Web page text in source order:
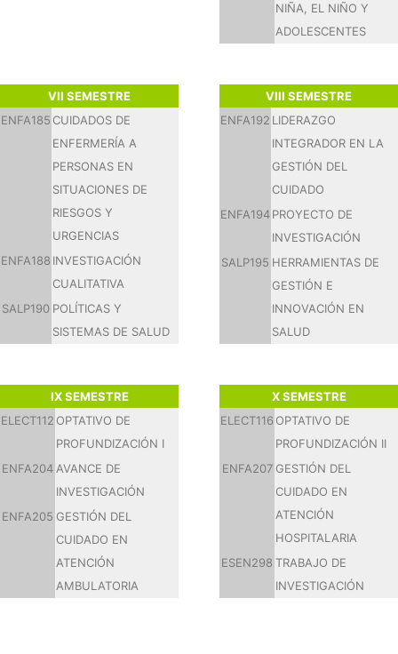
NIÑA, EL NIÑO Y
ADOLESCENTES
VII SEMESTRE
ENFA185 CUIDADOS DE
ENFERMERÍA A
PERSONAS EN
SITUACIONES DE
RIESGOS Y
URGENCIAS
ENFA188 INVESTIGACIÓN
CUALITATIVA
SALP190 POLÍTICAS Y
SISTEMAS DE SALUD
VIII SEMESTRE
ENFA192 LIDERAZGO
INTEGRADOR EN LA
GESTIÓN DEL
CUIDADO
ENFA194PROYECTO DE
INVESTIGACIÓN
SALP195 HERRAMIENTAS DE
GESTIÓN E
INNOVACIÓN EN
SALUD
IX SEMESTRE
ELECT112 OPTATIVO DE
PROFUNDIZACIÓN I
ENFA204 AVANCE DE
INVESTIGACIÓN
ENFA205 GESTIÓN DEL
CUIDADO EN
ATENCIÓN
AMBULATORIA
X SEMESTRE
ELECT116 OPTATIVO DE
PROFUNDIZACIÓN II
ENFA207 GESTIÓN DEL
CUIDADO EN
ATENCIÓN
HOSPITALARIA
ESEN298 TRABAJO DE
INVESTIGACIÓN